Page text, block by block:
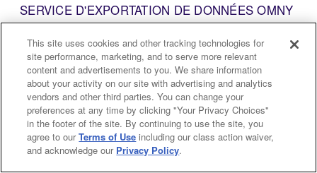
SERVICE D'EXPORTATION DE DONNÉES OMNY
STUDIO ANALYTICS EST FOURNI « TEL QUEL »,
AVEC TOUS SES DÉFAUTS ET SANS AUCUNE
GARANTIE, DÉCLARATION OU CONDITION
D'AUCUNE SORTE ; ET (II) OMNY STUDIO
DÉCLINE SPÉCIFIQUEMENT TOUTE GARANTIE,
DÉCLARATION ET CONDITION DE QUELQUE
NATURE QUE CE SOIT, EXPRESSE, LÉGALE OU
IMPLICITE, DE FAIT OU DE DROIT, LÉGALE OU
AUTRE, CONCERNANT LE SERVICE
This site uses cookies and other tracking technologies for
site performance, marketing, and to serve more relevant
content and advertisements to you. We share information
about your activity on our site with advertising and analytics
vendors and other third parties. You can change your
preferences at any time by clicking "Your Privacy Choices"
in the footer of the site. By continuing to use the site, you
agree to ourTerms of Use including our class action waiver,
and acknowledge our Privacy Policy.